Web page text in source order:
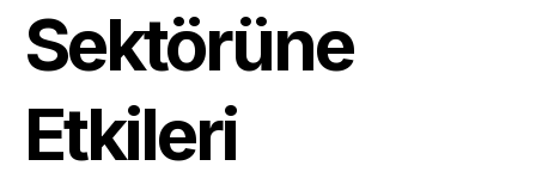
Sektörüne
Etkileri